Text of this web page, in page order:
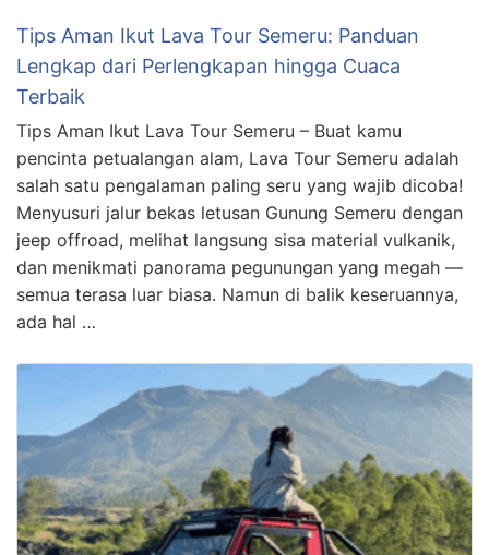
Tips Aman Ikut Lava Tour Semeru: Panduan
Lengkap dari Perlengkapan hingga Cuaca
Terbaik
Tips Aman Ikut Lava Tour Semeru – Buat kamu
pencinta petualangan alam, Lava Tour Semeru adalah
salah satu pengalaman paling seru yang wajib dicoba!
Menyusuri jalur bekas letusan Gunung Semeru dengan
jeep offroad, melihat langsung sisa material vulkanik,
dan menikmati panorama pegunungan yang megah —
semua terasa luar biasa. Namun di balik keseruannya,
ada hal …